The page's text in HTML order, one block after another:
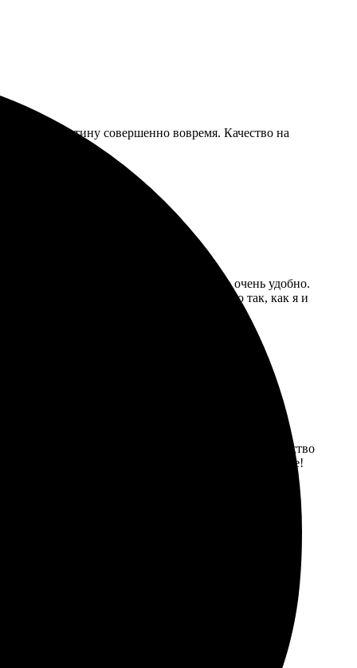
картину совершенно вовремя. Качество на
выбор размера и формата, что очень удобно.
яркие и насыщенные. Получилось именно так, как я и
на холсте.
минут. Интерфейс понятный, всё легко найти. Качество
работами. Рекомендую попробовать, не пожалеете!
чёткой, живой. Рекомендую, не пожалеете!